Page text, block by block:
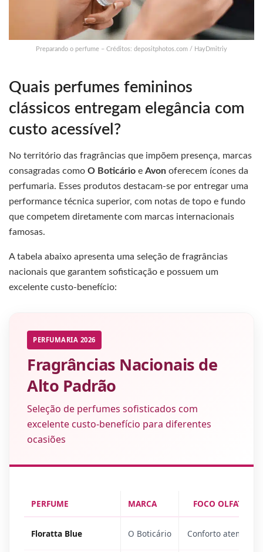
Preparando o perfume – Créditos: depositphotos.com / HayDmitriy
Quais perfumes femininos
clássicos entregam elegância com
custo acessível?
No território das fragrâncias que impõem presença, marcas
consagradas como O Boticário e Avon oferecem ícones da
perfumaria. Esses produtos destacam-se por entregar uma
performance técnica superior, com notas de topo e fundo
que competem diretamente com marcas internacionais
famosas.
A tabela abaixo apresenta uma seleção de fragrâncias
nacionais que garantem sofisticação e possuem um
excelente custo-benefício:
PERFUMARIA 2026
Fragrâncias Nacionais de
Alto Padrão
Seleção de perfumes sofisticados com
excelente custo-benefício para diferentes
ocasiões
PERFUME MARCA FOCO OLFATIVO
Floratta Blue O Boticário Conforto atemporal